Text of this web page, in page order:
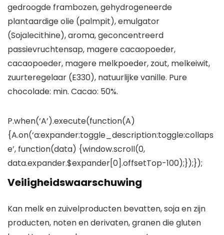
gedroogde frambozen, gehydrogeneerde
plantaardige olie (palmpit), emulgator
(Sojalecithine), aroma, geconcentreerd
passievruchtensap, magere cacaopoeder,
cacaopoeder, magere melkpoeder, zout, melkeiwit,
zuurteregelaar (E330), natuurlijke vanille. Pure
chocolade: min. Cacao: 50%.
P.when(‘A’).execute(function(A)
{A.on(‘a:expander:toggle_description:toggle:collaps
e’, function(data) {window.scroll(0,
data.expander.$expander[0].offsetTop-100);});});
Veiligheidswaarschuwing
Kan melk en zuivelproducten bevatten, soja en zijn
producten, noten en derivaten, granen die gluten